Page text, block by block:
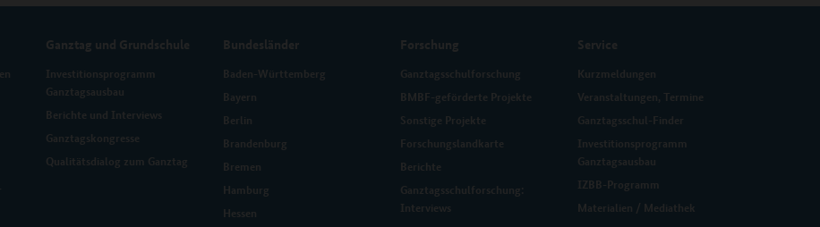
Ganztag und Grundschule
Investitionsprogramm
Ganztagsausbau
Berichte und Interviews
Ganztagskongresse
Qualitätsdialog zum Ganztag
Bundesländer
Baden-Württemberg
Bayern
Berlin
Brandenburg
Bremen
Hamburg
Hessen
Forschung
Ganztagsschulforschung
BMBF-geförderte Projekte
Sonstige Projekte
Forschungslandkarte
Berichte
Ganztagsschulforschung:
Interviews
Service
Kurzmeldungen
Veranstaltungen, Termine
Ganztagsschul-Finder
Investitionsprogramm
Ganztagsausbau
IZBB-Programm
Materialien / Mediathek